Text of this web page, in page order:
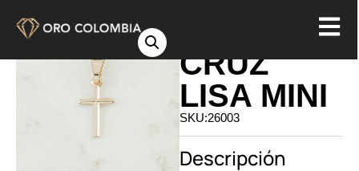
CRUZ
LISA MINI
SKU:26003
Descripción